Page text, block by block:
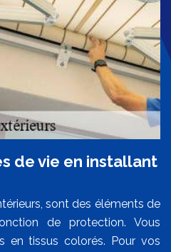
de vie en installant
sont des éléments de
de protection. Vous
en tissus colorés. Pour vos